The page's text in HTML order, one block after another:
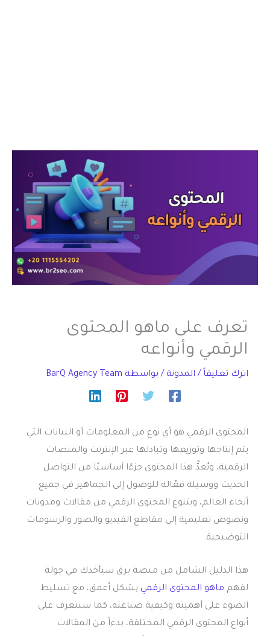
تعرف على ماهو المحتوى
الرقمي وأنواعه
اترك تعليقاً / المدونة / بواسطة BarQ Agency Team
المحتوى الرقمي هو أي نوع من المعلومات أو البيانات التي
يتم إنتاجها وتوزيعها وتبادلها عبر الإنترنت والمنصات
الرقمية، ويُعدُّ هذا المحتوى جزءًا أساسيًا من التواصل
الحديث ووسيلة فعّالة للوصول إلى الجماهير في جميع
أنحاء العالم، ويتنوع المحتوى الرقمي من مقالات ومدونات
ونصوص تعليمية إلى مقاطع الفيديو والصور والرسومات
التوضيحية.
هذا الدليل الشامل من منصة برق سيأخذك في جولة
لفهم ماهو المحتوى الرقمي بشكل أعمق، مع تسليط
الضوء على أهميته وكيفية صناعته، كما سنتعرف على
أنواع المحتوى الرقمي المختلفة، بدءاً من المقالات